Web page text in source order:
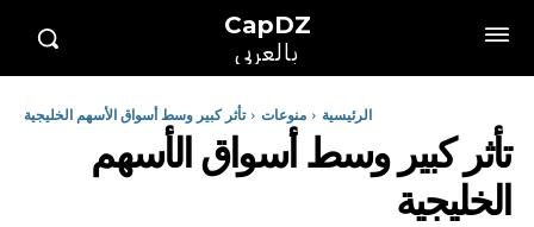
CapDZ
بالعربي
الرئيسية منوعات تأثر كبير وسط أسواق الأسهم الخليجية
تأثر كبير وسط أسواق الأسهم
الخليجية